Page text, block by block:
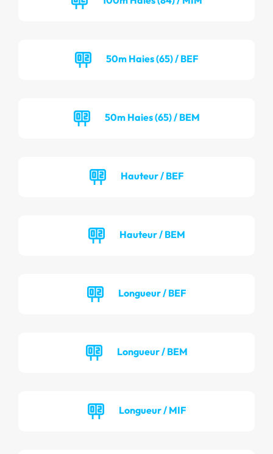
50m Haies (65) / BEF
50m Haies (65) / BEM
Hauteur / BEF
Hauteur / BEM
Longueur / BEF
Longueur / BEM
Longueur / MIF